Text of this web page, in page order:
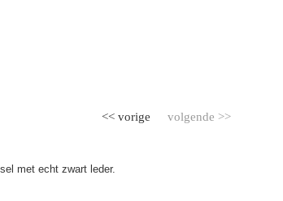
volgende >>
<< vorige
met echt zwart leder.